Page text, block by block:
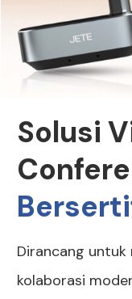
Solusi
Dirancang untuk
kolaborasi